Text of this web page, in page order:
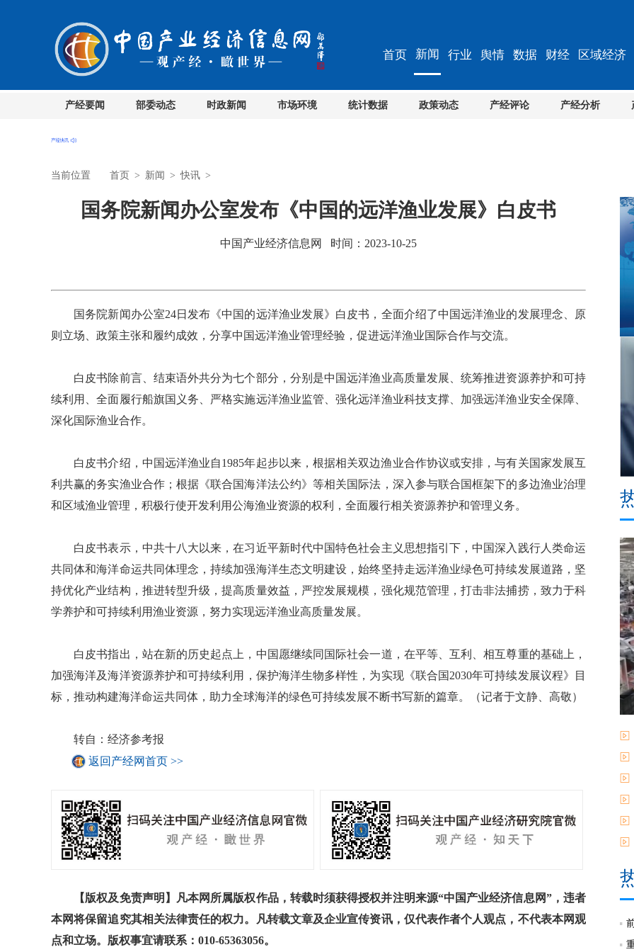
首页 新闻
产经要闻 部委动态 时政新闻 市场环境 统计数据 政策动态 产经评论 产经分析
行业 舆情 数据 财经 区域经济
当前位置 首页 > 新闻 > 快讯 >
国务院新闻办公室发布《中国的远洋渔业发展》白皮书
中国产业经济信息网 时间：2023-10-25
国务院新闻办公室24日发布《中国的远洋渔业发展》白皮书，全面介绍了中国远洋渔业的发展理念、原
则立场、政策主张和履约成效，分享中国远洋渔业管理经验，促进远洋渔业国际合作与交流。
白皮书除前言、结束语外共分为七个部分，分别是中国远洋渔业高质量发展、统筹推进资源养护和可持
续利用、全面履行船旗国义务、严格实施远洋渔业监管、强化远洋渔业科技支撑、加强远洋渔业安全保障、
深化国际渔业合作。
白皮书介绍，中国远洋渔业自1985年起步以来，根据相关双边渔业合作协议或安排，与有关国家发展互
利共赢的务实渔业合作；根据《联合国海洋法公约》等相关国际法，深入参与联合国框架下的多边渔业治理
和区域渔业管理，积极行使开发利用公海渔业资源的权利，全面履行相关资源养护和管理义务。
白皮书表示，中共十八大以来，在习近平新时代中国特色社会主义思想指引下，中国深入践行人类命运
共同体和海洋命运共同体理念，持续加强海洋生态文明建设，始终坚持走远洋渔业绿色可持续发展道路，坚
持优化产业结构，推进转型升级，提高质量效益，严控发展规模，强化规范管理，打击非法捕捞，致力于科
学养护和可持续利用渔业资源，努力实现远洋渔业高质量发展。
白皮书指出，站在新的历史起点上，中国愿继续同国际社会一道，在平等、互利、相互尊重的基础上，
加强海洋及海洋资源养护和可持续利用，保护海洋生物多样性，为实现《联合国2030年可持续发展议程》目
标，推动构建海洋命运共同体，助力全球海洋的绿色可持续发展不断书写新的篇章。（记者于文静、高敬）
转自：经济参考报
返回产经网首页 >>
【版权及免责声明】凡本网所属版权作品，转载时须获得授权并注明来源“中国产业经济信息网”，违者
本网将保留追究其相关法律责任的权力。凡转载文章及企业宣传资讯，仅代表作者个人观点，不代表本网观
点和立场。版权事宜请联系：010-65363056。